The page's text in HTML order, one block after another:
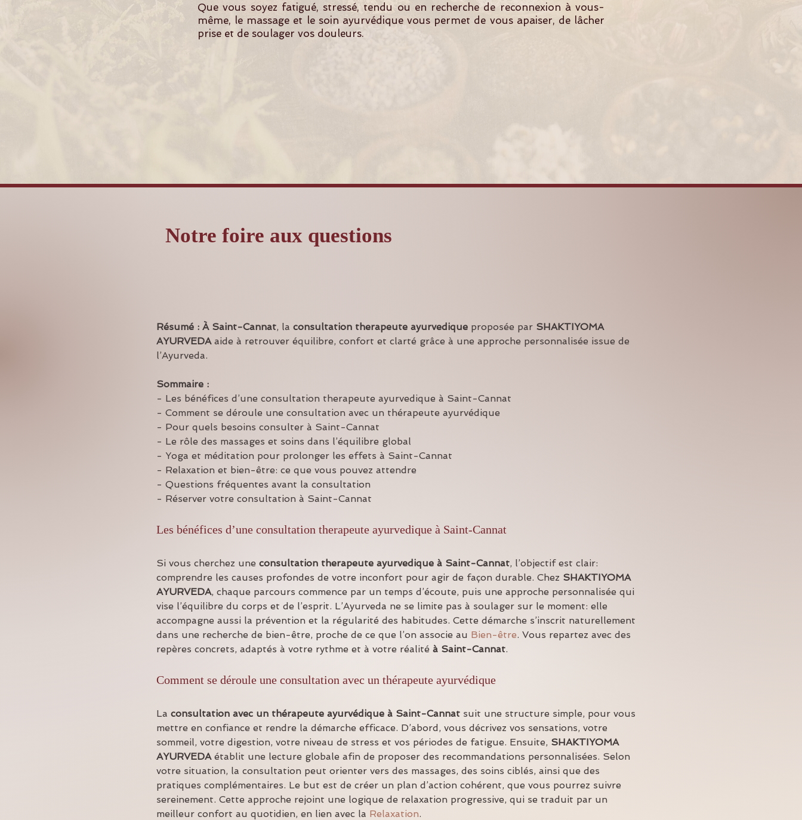
Que vous soyez fatigué, stressé, tendu ou en recherche de reconnexion à vous-
même, le massage et le soin ayurvédique vous permet de vous apaiser, de lâcher
prise et de soulager vos douleurs.
SHAKTIYOMA
Notre foire aux questions
Résumé : À Saint-Cannat, la consultation therapeute ayurvedique proposée par SHAKTIYOMA
AYURVEDA aide à retrouver équilibre, confort et clarté grâce à une approche personnalisée issue de
l’Ayurveda.
Sommaire :
- Les bénéfices d’une consultation therapeute ayurvedique à Saint-Cannat
- Comment se déroule une consultation avec un thérapeute ayurvédique
- Pour quels besoins consulter à Saint-Cannat
- Le rôle des massages et soins dans l’équilibre global
- Yoga et méditation pour prolonger les effets à Saint-Cannat
- Relaxation et bien-être: ce que vous pouvez attendre
- Questions fréquentes avant la consultation
- Réserver votre consultation à Saint-Cannat
Les bénéfices d’une consultation therapeute ayurvedique à Saint-Cannat
Si vous cherchez une consultation therapeute ayurvedique à Saint-Cannat, l’objectif est clair:
comprendre les causes profondes de votre inconfort pour agir de façon durable. Chez SHAKTIYOMA
AYURVEDA, chaque parcours commence par un temps d’écoute, puis une approche personnalisée qui
vise l’équilibre du corps et de l’esprit. L’Ayurveda ne se limite pas à soulager sur le moment: elle
accompagne aussi la prévention et la régularité des habitudes. Cette démarche s’inscrit naturellement
dans une recherche de bien-être, proche de ce que l’on associe au Bien-être. Vous repartez avec des
repères concrets, adaptés à votre rythme et à votre réalité à Saint-Cannat.
Comment se déroule une consultation avec un thérapeute ayurvédique
La consultation avec un thérapeute ayurvédique à Saint-Cannat suit une structure simple, pour vous
mettre en confiance et rendre la démarche efficace. D’abord, vous décrivez vos sensations, votre
sommeil, votre digestion, votre niveau de stress et vos périodes de fatigue. Ensuite, SHAKTIYOMA
AYURVEDA établit une lecture globale afin de proposer des recommandations personnalisées. Selon
votre situation, la consultation peut orienter vers des massages, des soins ciblés, ainsi que des
pratiques complémentaires. Le but est de créer un plan d’action cohérent, que vous pourrez suivre
sereinement. Cette approche rejoint une logique de relaxation progressive, qui se traduit par un
meilleur confort au quotidien, en lien avec la Relaxation.